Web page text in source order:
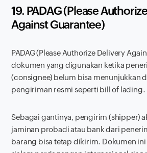
19. PADAG (Please
Against Guarantee)
PADAG (Please Authorize Delivery
dokumen yang digunakan ketika
(consignee) belum bisa menunjukkan
pengiriman resmi seperti bill of lading.
Sebagai gantinya, pengirim (shipper)
jaminan probadi atau bank dari
barang bisa tetap dikirim. Dokumen